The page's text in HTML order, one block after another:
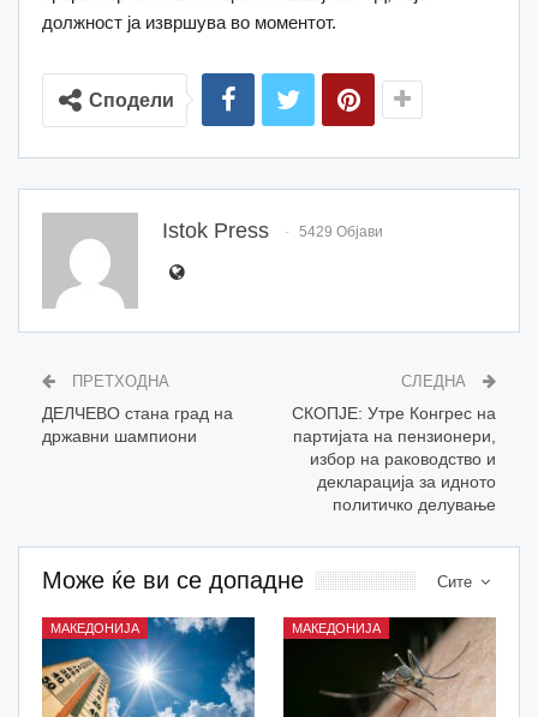
должност ја извршува во моментот.
Сподели
Istok Press 5429 Објави
ПРЕТХОДНА
ДЕЛЧЕВО стана град на
државни шампиони
СЛЕДНА
СКОПЈЕ: Утре Конгрес на
партијата на пензионери,
избор на раководство и
декларација за идното
политичко делување
Сите
Може ќе ви се допадне
МАКЕДОНИЈА МАКЕДОНИЈА